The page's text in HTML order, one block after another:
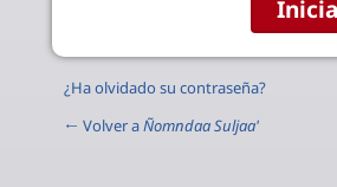
¿Ha olvidado su contraseña?
← Volver aÑomndaa Suljaa'